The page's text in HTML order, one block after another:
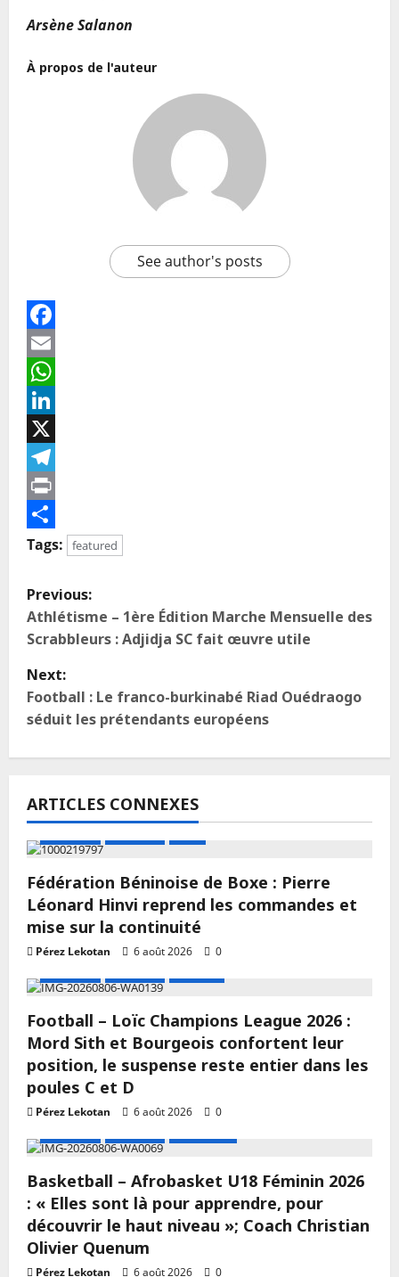
Arsène Salanon
À propos de l'auteur
See author's posts
Facebook
Email
WhatsApp
LinkedIn
X
Telegram
Print
Partager
Tags: featured
Previous:
Athlétisme – 1ère Édition Marche Mensuelle des
Scrabbleurs : Adjidja SC fait œuvre utile
Next:
Football : Le franco-burkinabé Riad Ouédraogo
séduit les prétendants européens
ARTICLES CONNEXES
Fédération Béninoise de Boxe : Pierre
Léonard Hinvi reprend les commandes et
mise sur la continuité
Pérez Lekotan 6 août 2026
0
Football – Loïc Champions League 2026 :
Mord Sith et Bourgeois confortent leur
position, le suspense reste entier dans les
poules C et D
Pérez Lekotan 6 août 2026
0
Basketball – Afrobasket U18 Féminin 2026
: « Elles sont là pour apprendre, pour
découvrir le haut niveau »; Coach Christian
Olivier Quenum
Pérez Lekotan 6 août 2026 0